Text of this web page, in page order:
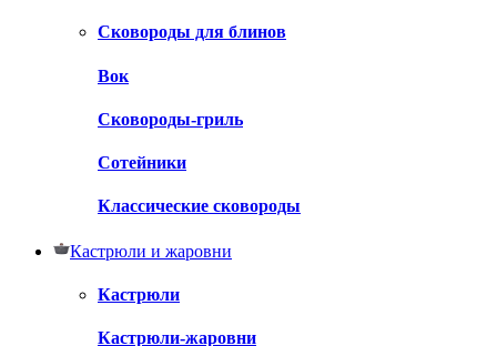
Сковороды для блинов
Вок
Сковороды-гриль
Сотейники
Классические сковороды
Кастрюли и жаровни
Кастрюли
Кастрюли-жаровни